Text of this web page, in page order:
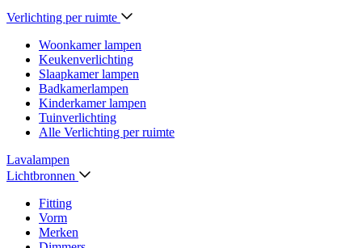
Verlichting per ruimte
Woonkamer lampen
Keukenverlichting
Slaapkamer lampen
Badkamerlampen
Kinderkamer lampen
Tuinverlichting
Alle Verlichting per ruimte
Lavalampen
Lichtbronnen
Fitting
Vorm
Merken